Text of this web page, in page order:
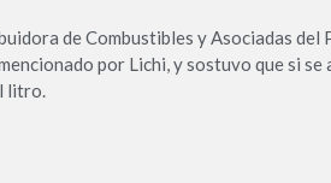
de Combustibles y Asociadas del
por Lichi, y sostuvo que si se
litro.